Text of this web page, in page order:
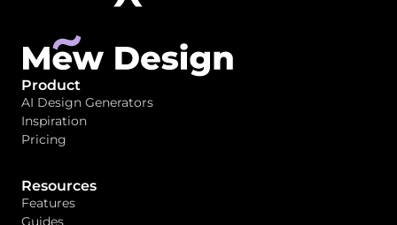
Product
AI Design Generators
Inspiration
Pricing
Resources
Features
Guides